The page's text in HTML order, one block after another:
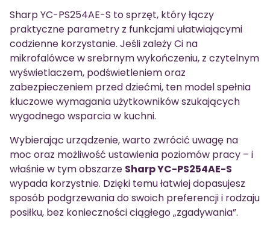
Sharp YC-PS254AE-S to sprzęt, który łączy
praktyczne parametry z funkcjami ułatwiającymi
codzienne korzystanie. Jeśli zależy Ci na
mikrofalówce w srebrnym wykończeniu, z czytelnym
wyświetlaczem, podświetleniem oraz
zabezpieczeniem przed dziećmi, ten model spełnia
kluczowe wymagania użytkowników szukających
wygodnego wsparcia w kuchni.
Wybierając urządzenie, warto zwrócić uwagę na
moc oraz możliwość ustawienia poziomów pracy – i
właśnie w tym obszarze Sharp YC-PS254AE-S
wypada korzystnie. Dzięki temu łatwiej dopasujesz
sposób podgrzewania do swoich preferencji i rodzaju
posiłku, bez konieczności ciągłego „zgadywania”.